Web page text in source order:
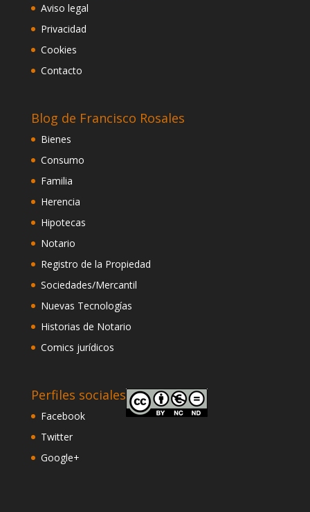
Aviso legal
Privacidad
Cookies
Contacto
Blog de Francisco Rosales
Bienes
Consumo
Familia
Herencia
Hipotecas
Notario
Registro de la Propiedad
Sociedades/Mercantil
Nuevas Tecnologías
Historias de Notario
Comics jurídicos
Perfiles sociales
Facebook
Twitter
Google+